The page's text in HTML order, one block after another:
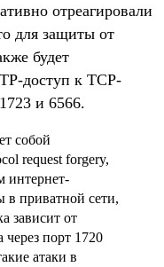
отреагировали
для защиты от
будет
доступ к TCP-
и 6566.
собой
request forgery,
интернет-
в приватной сети,
зависит от
порт 1720
атаки в